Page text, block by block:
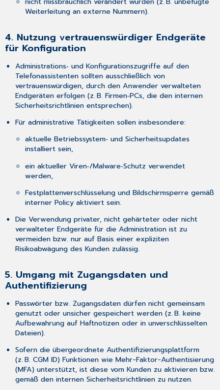
Weiterleitung an externe Nummern).
4. Nutzung vertrauenswürdiger Endgeräte
für Konfiguration
Administrations‑ und Konfigurationszugriffe auf den
Telefonassistenten sollten ausschließlich von
vertrauenswürdigen, durch den Anwender verwalteten
Endgeräten erfolgen (z. B. Firmen‑PCs, die den internen
Sicherheitsrichtlinien entsprechen).
Für administrative Tätigkeiten sollen insbesondere:
aktuelle Betriebssystem‑ und Sicherheitsupdates
installiert sein,
ein aktueller Viren‑/Malware‑Schutz verwendet
werden,
Festplattenverschlüsselung und Bildschirmsperre gemäß
interner Policy aktiviert sein.
Die Verwendung privater, nicht gehärteter oder nicht
verwalteter Endgeräte für die Administration ist zu
vermeiden bzw. nur auf Basis einer expliziten
Risikoabwägung des Kunden zulässig.
5. Umgang mit Zugangsdaten und
Authentifizierung
Passwörter bzw. Zugangsdaten dürfen nicht gemeinsam
genutzt oder unsicher gespeichert werden (z. B. keine
Aufbewahrung auf Haftnotizen oder in unverschlüsselten
Dateien).
Sofern die übergeordnete Authentifizierungsplattform
(z. B. CGM ID) Funktionen wie Mehr-Faktor-Authentisierung
(MFA) unterstützt, ist diese vom Kunden zu aktivieren bzw.
gemäß den internen Sicherheitsrichtlinien zu nutzen.